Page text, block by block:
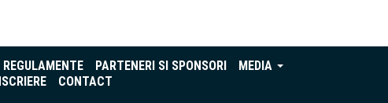
REGULAMENTE PARTENERI SI SPONSORI
MEDIA
CONTACT